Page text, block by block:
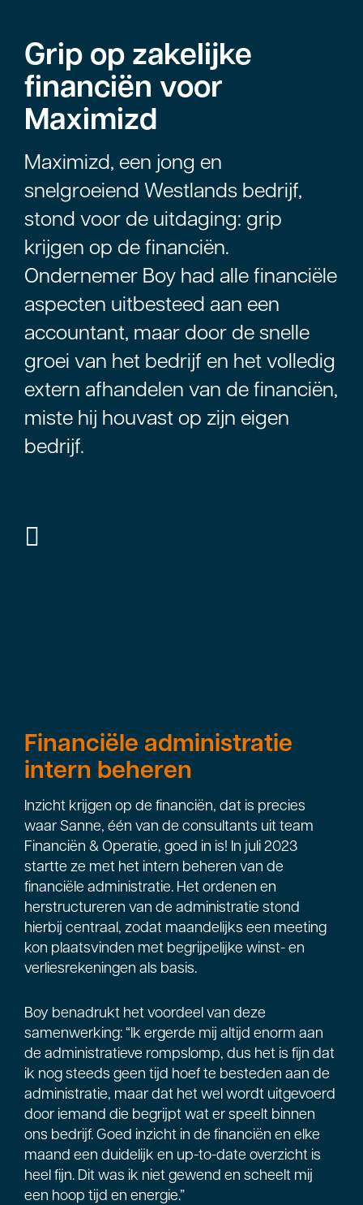
Grip op zakelijke
financiën voor
Maximizd
Maximizd, een jong en
snelgroeiend Westlands bedrijf,
stond voor de uitdaging: grip
krijgen op de financiën.
Ondernemer Boy had alle financiële
aspecten uitbesteed aan een
accountant, maar door de snelle
groei van het bedrijf en het volledig
extern afhandelen van de financiën,
miste hij houvast op zijn eigen
bedrijf.
Financiële administratie
intern beheren
Inzicht krijgen op de financiën, dat is precies
waar Sanne, één van de consultants uit team
Financiën & Operatie, goed in is! In juli 2023
startte ze met het intern beheren van de
financiële administratie. Het ordenen en
herstructureren van de administratie stond
hierbij centraal, zodat maandelijks een meeting
kon plaatsvinden met begrijpelijke winst- en
verliesrekeningen als basis.
Boy benadrukt het voordeel van deze
samenwerking: “Ik ergerde mij altijd enorm aan
de administratieve rompslomp, dus het is fijn dat
ik nog steeds geen tijd hoef te besteden aan de
administratie, maar dat het wel wordt uitgevoerd
door iemand die begrijpt wat er speelt binnen
ons bedrijf. Goed inzicht in de financiën en elke
maand een duidelijk en up-to-date overzicht is
heel fijn. Dit was ik niet gewend en scheelt mij
een hoop tijd en energie.”